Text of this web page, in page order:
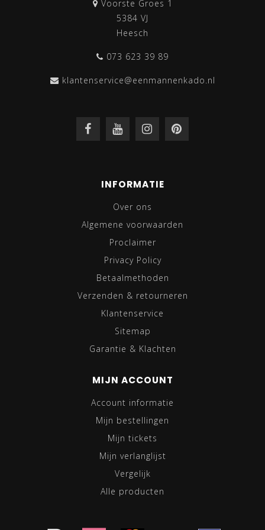
Voorste Groes 1
5384 VJ
Heesch
073 623 39 89
klantenservice@eenmannenkado.nl
INFORMATIE
Over ons
Algemene voorwaarden
Proclaimer
Privacy Policy
Betaalmethoden
Verzenden & retourneren
Klantenservice
Sitemap
Garantie & Klachten
MIJN ACCOUNT
Account informatie
Mijn bestellingen
Mijn tickets
Mijn verlanglijst
Vergelijk
Alle producten